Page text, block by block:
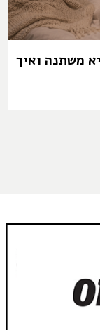
משתנה ואיך